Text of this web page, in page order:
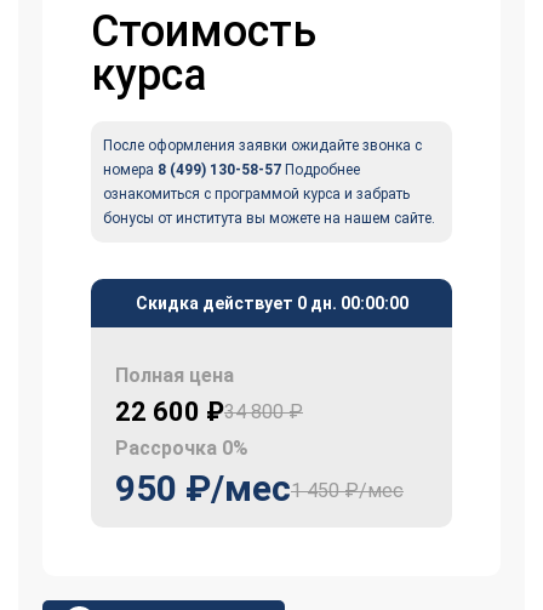
Стоимость
курса
После оформления заявки ожидайте звонка с
номера 8 (499) 130-58-57 Подробнее
ознакомиться с программой курса и забрать
бонусы от института вы можете на нашем сайте.
Скидка действует 0 дн. 00:00:00
Полная цена
22 600 ₽34 800 ₽
Рассрочка 0%
950 ₽/мес1 450 ₽/мес